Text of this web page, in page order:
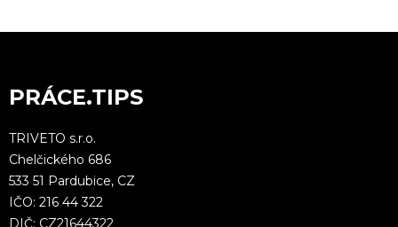
PRÁCE.TIPS
TRIVETO s.r.o.
Chelčického 686
533 51 Pardubice, CZ
IČO: 216 44 322
DIČ: CZ21644322